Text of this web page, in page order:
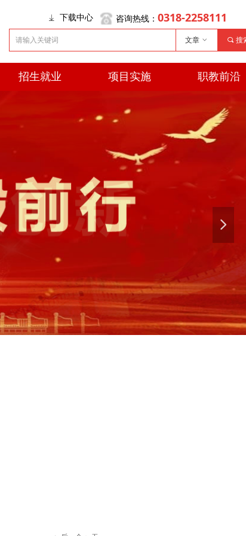
끠 搜
文章 ꀁ
咨询热线： 0318-2258111
넲
招生就业 项目实施 职教前沿
职教前沿
ꄈ 下载中心